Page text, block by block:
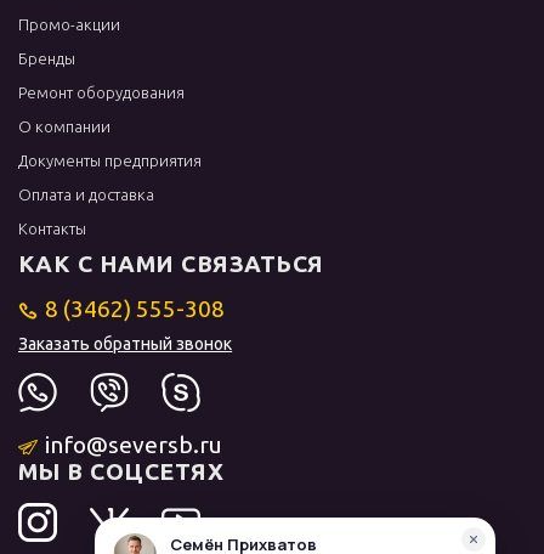
Промо-акции
Бренды
Ремонт оборудования
О компании
Документы предприятия
Оплата и доставка
Контакты
КАК С НАМИ СВЯЗАТЬСЯ
8 (3462) 555-308
Заказать обратный звонок
info@seversb.ru
МЫ В СОЦСЕТЯХ